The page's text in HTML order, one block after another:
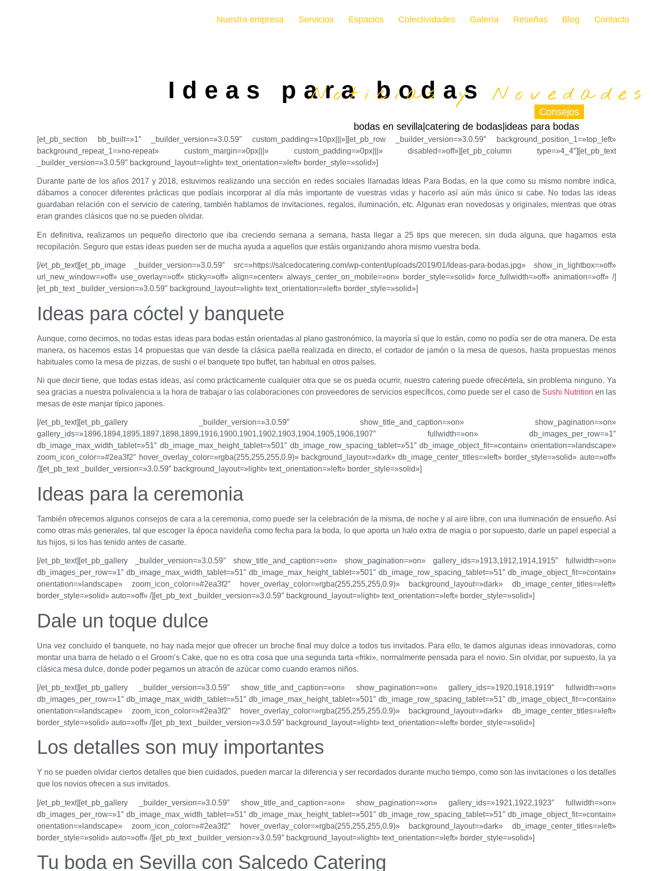
Nuestra empresa Servicios Espacios Colectividades Galería Reseñas Blog Contacto
Ideas para bodas
Noticias y Novedades
Consejos
bodas en sevilla|catering de bodas|ideas para bodas
[et_pb_section bb_built=»1″ _builder_version=»3.0.59″ custom_padding=»10px|||»][et_pb_row _builder_version=»3.0.59″ background_position_1=»top_left»
background_repeat_1=»no-repeat» custom_margin=»0px|||» custom_padding=»0px|||» disabled=»off»][et_pb_column type=»4_4″][et_pb_text
_builder_version=»3.0.59″ background_layout=»light» text_orientation=»left» border_style=»solid»]
Durante parte de los años 2017 y 2018, estuvimos realizando una sección en redes sociales llamadas Ideas Para Bodas, en la que como su mismo nombre indica,
dábamos a conocer diferentes prácticas que podíais incorporar al día más importante de vuestras vidas y hacerlo así aún más único si cabe. No todas las ideas
guardaban relación con el servicio de catering, también hablamos de invitaciones, regalos, iluminación, etc. Algunas eran novedosas y originales, mientras que otras
eran grandes clásicos que no se pueden olvidar.
En definitiva, realizamos un pequeño directorio que iba creciendo semana a semana, hasta llegar a 25 tips que merecen, sin duda alguna, que hagamos esta
recopilación. Seguro que estas ideas pueden ser de mucha ayuda a aquellos que estáis organizando ahora mismo vuestra boda.
[/et_pb_text][et_pb_image _builder_version=»3.0.59″ src=»https://salcedocatering.com/wp-content/uploads/2019/01/Ideas-para-bodas.jpg» show_in_lightbox=»off»
url_new_window=»off» use_overlay=»off» sticky=»off» align=»center» always_center_on_mobile=»on» border_style=»solid» force_fullwidth=»off» animation=»off» /]
[et_pb_text _builder_version=»3.0.59″ background_layout=»light» text_orientation=»left» border_style=»solid»]
Ideas para cóctel y banquete
Aunque, como decimos, no todas estas ideas para bodas están orientadas al plano gastronómico, la mayoría sí que lo están, como no podía ser de otra manera. De esta
manera, os hacemos estas 14 propuestas que van desde la clásica paella realizada en directo, el cortador de jamón o la mesa de quesos, hasta propuestas menos
habituales como la mesa de pizzas, de sushi o el banquete tipo buffet, tan habitual en otros países.
Ni que decir tiene, que todas estas ideas, así como prácticamente cualquier otra que se os pueda ocurrir, nuestro catering puede ofrecértela, sin problema ninguno. Ya
sea gracias a nuestra polivalencia a la hora de trabajar o las colaboraciones con proveedores de servicios específicos, como puede ser el caso de Sushi Nutrition en las
mesas de este manjar típico japones.
[/et_pb_text][et_pb_gallery _builder_version=»3.0.59″ show_title_and_caption=»on» show_pagination=»on»
gallery_ids=»1896,1894,1895,1897,1898,1899,1916,1900,1901,1902,1903,1904,1905,1906,1907″ fullwidth=»on» db_images_per_row=»1″
db_image_max_width_tablet=»51″ db_image_max_height_tablet=»501″ db_image_row_spacing_tablet=»51″ db_image_object_fit=»contain» orientation=»landscape»
zoom_icon_color=»#2ea3f2″ hover_overlay_color=»rgba(255,255,255,0.9)» background_layout=»dark» db_image_center_titles=»left» border_style=»solid» auto=»off»
/][et_pb_text _builder_version=»3.0.59″ background_layout=»light» text_orientation=»left» border_style=»solid»]
Ideas para la ceremonia
También ofrecemos algunos consejos de cara a la ceremonia, como puede ser la celebración de la misma, de noche y al aire libre, con una iluminación de ensueño. Así
como otras más generales, tal que escoger la época navideña como fecha para la boda, lo que aporta un halo extra de magia o por supuesto, darle un papel especial a
tus hijos, si los has tenido antes de casarte.
[/et_pb_text][et_pb_gallery _builder_version=»3.0.59″ show_title_and_caption=»on» show_pagination=»on» gallery_ids=»1913,1912,1914,1915″ fullwidth=»on»
db_images_per_row=»1″ db_image_max_width_tablet=»51″ db_image_max_height_tablet=»501″ db_image_row_spacing_tablet=»51″ db_image_object_fit=»contain»
orientation=»landscape» zoom_icon_color=»#2ea3f2″ hover_overlay_color=»rgba(255,255,255,0.9)» background_layout=»dark» db_image_center_titles=»left»
border_style=»solid» auto=»off» /][et_pb_text _builder_version=»3.0.59″ background_layout=»light» text_orientation=»left» border_style=»solid»]
Dale un toque dulce
Una vez concluido el banquete, no hay nada mejor que ofrecer un broche final muy dulce a todos tus invitados. Para ello, te damos algunas ideas innovadoras, como
montar una barra de helado o el Groom’s Cake, que no es otra cosa que una segunda tarta «friki», normalmente pensada para el novio. Sin olvidar, por supuesto, la ya
clásica mesa dulce, donde poder pegarnos un atracón de azúcar como cuando eramos niños.
[/et_pb_text][et_pb_gallery _builder_version=»3.0.59″ show_title_and_caption=»on» show_pagination=»on» gallery_ids=»1920,1918,1919″ fullwidth=»on»
db_images_per_row=»1″ db_image_max_width_tablet=»51″ db_image_max_height_tablet=»501″ db_image_row_spacing_tablet=»51″ db_image_object_fit=»contain»
orientation=»landscape» zoom_icon_color=»#2ea3f2″ hover_overlay_color=»rgba(255,255,255,0.9)» background_layout=»dark» db_image_center_titles=»left»
border_style=»solid» auto=»off» /][et_pb_text _builder_version=»3.0.59″ background_layout=»light» text_orientation=»left» border_style=»solid»]
Los detalles son muy importantes
Y no se pueden olvidar ciertos detalles que bien cuidados, pueden marcar la diferencia y ser recordados durante mucho tiempo, como son las invitaciones o los detalles
que los novios ofrecen a sus invitados.
[/et_pb_text][et_pb_gallery _builder_version=»3.0.59″ show_title_and_caption=»on» show_pagination=»on» gallery_ids=»1921,1922,1923″ fullwidth=»on»
db_images_per_row=»1″ db_image_max_width_tablet=»51″ db_image_max_height_tablet=»501″ db_image_row_spacing_tablet=»51″ db_image_object_fit=»contain»
orientation=»landscape» zoom_icon_color=»#2ea3f2″ hover_overlay_color=»rgba(255,255,255,0.9)» background_layout=»dark» db_image_center_titles=»left»
border_style=»solid» auto=»off» /][et_pb_text _builder_version=»3.0.59″ background_layout=»light» text_orientation=»left» border_style=»solid»]
Tu boda en Sevilla con Salcedo Catering